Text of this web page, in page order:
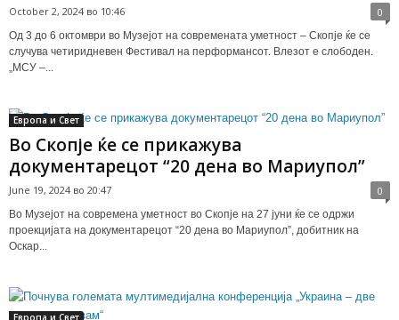
October 2, 2024 во 10:46 0
Од 3 до 6 октомври во Музејот на современата уметност – Скопје ќе се
случува четиридневен Фестивал на перформансот. Влезот е слободен.
„МСУ –...
Европа и Свет
Во Скопје ќе се прикажува
документарецот “20 дена во Мариупол”
June 19, 2024 во 20:47 0
Во Музејот на современа уметност во Скопје на 27 јуни ќе се одржи
проекцијата на документарецот “20 дена во Мариупол”, добитник на
Оскар...
Европа и Свет